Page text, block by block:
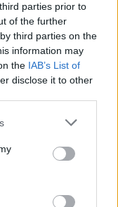
parties prior to
of the further
third parties on the
information may
the IAB’s List of
disclose it to other